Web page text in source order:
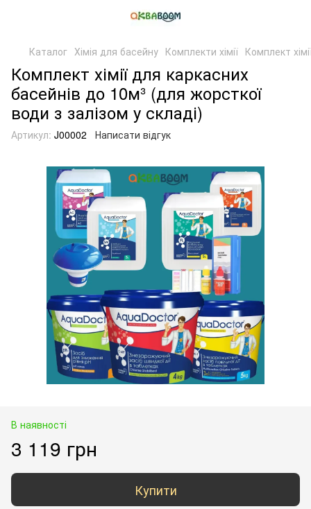
Каталог Хімія для басейну Комплекти хімії Комплект
Комплект хімії для каркасних
басейнів до 10м³ (для жорсткої
води з залізом у складі)
Артикул: J00002 Написати відгук
В наявності
3 119 грн
Купити